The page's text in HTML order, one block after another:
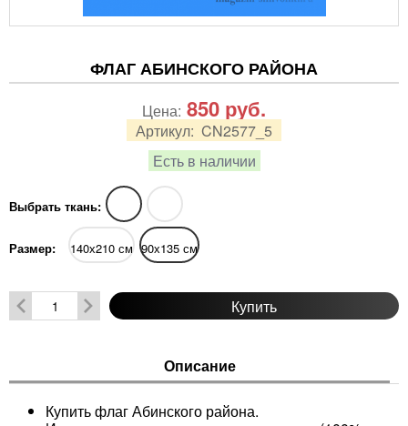
ФЛАГ АБИНСКОГО РАЙОНА
Артикул: CN2577_5
Есть в наличии
Цена: 850 руб.
Выбрать ткань:
Размер: 140х210 см 90х135 см
Купить
Описание
Купить флаг Абинского района.